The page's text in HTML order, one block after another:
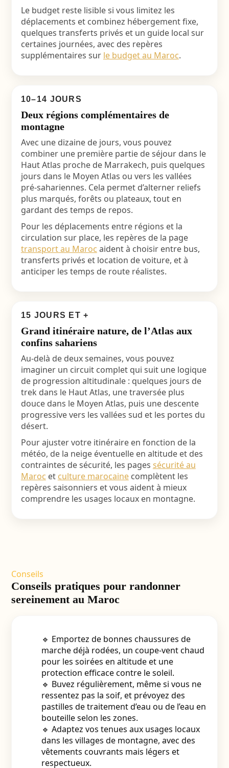
Le budget reste lisible si vous limitez les
déplacements et combinez hébergement fixe,
quelques transferts privés et un guide local sur
certaines journées, avec des repères
supplémentaires sur le budget au Maroc.
10–14 JOURS
Deux régions complémentaires de
montagne
Avec une dizaine de jours, vous pouvez
combiner une première partie de séjour dans le
Haut Atlas proche de Marrakech, puis quelques
jours dans le Moyen Atlas ou vers les vallées
pré-sahariennes. Cela permet d’alterner reliefs
plus marqués, forêts ou plateaux, tout en
gardant des temps de repos.
Pour les déplacements entre régions et la
circulation sur place, les repères de la page
transport au Maroc aident à choisir entre bus,
transferts privés et location de voiture, et à
anticiper les temps de route réalistes.
15 JOURS ET +
Grand itinéraire nature, de l’Atlas aux
confins sahariens
Au-delà de deux semaines, vous pouvez
imaginer un circuit complet qui suit une logique
de progression altitudinale : quelques jours de
trek dans le Haut Atlas, une traversée plus
douce dans le Moyen Atlas, puis une descente
progressive vers les vallées sud et les portes du
désert.
Pour ajuster votre itinéraire en fonction de la
météo, de la neige éventuelle en altitude et des
contraintes de sécurité, les pages sécurité au
Maroc et culture marocainecomplètent les
repères saisonniers et vous aident à mieux
comprendre les usages locaux en montagne.
Conseils
Conseils pratiques pour randonner
sereinement au Maroc
🔹 Emportez de bonnes chaussures de
marche déjà rodées, un coupe-vent chaud
pour les soirées en altitude et une
protection efficace contre le soleil.
🔹 Buvez régulièrement, même si vous ne
ressentez pas la soif, et prévoyez des
pastilles de traitement d’eau ou de l’eau en
bouteille selon les zones.
🔹 Adaptez vos tenues aux usages locaux
dans les villages de montagne, avec des
vêtements couvrants mais légers et
respectueux.